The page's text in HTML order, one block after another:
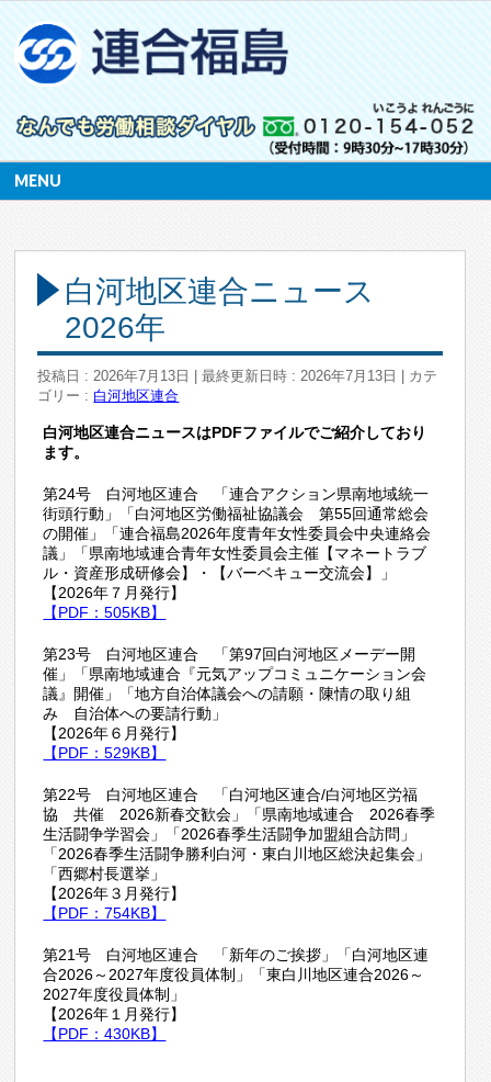
MENU
白河地区連合ニュース
2026年
投稿日 : 2026年7月13日 最終更新日時 : 2026年7月13日
カテ
ゴリー : 白河地区連合
白河地区連合ニュースはPDFファイルでご紹介しており
ます。
第24号 白河地区連合 「連合アクション県南地域統一
街頭行動」「白河地区労働福祉協議会 第55回通常総会
の開催」「連合福島2026年度青年女性委員会中央連絡会
議」「県南地域連合青年女性委員会主催【マネートラブ
ル・資産形成研修会】・【バーベキュー交流会】」
【2026年７月発行】
【PDF：505KB】
第23号 白河地区連合 「第97回白河地区メーデー開
催」「県南地域連合『元気アップコミュニケーション会
議』開催」「地方自治体議会への請願・陳情の取り組
み 自治体への要請行動」
【2026年６月発行】
【PDF：529KB】
第22号 白河地区連合 「白河地区連合/白河地区労福
協 共催 2026新春交歓会」「県南地域連合 2026春季
生活闘争学習会」「2026春季生活闘争加盟組合訪問」
「2026春季生活闘争勝利白河・東白川地区総決起集会」
「西郷村長選挙」
【2026年３月発行】
【PDF：754KB】
第21号 白河地区連合 「新年のご挨拶」「白河地区連
合2026～2027年度役員体制」「東白川地区連合2026～
2027年度役員体制」
【2026年１月発行】
【PDF：430KB】